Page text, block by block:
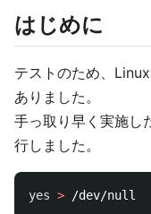
はじめに
テストのため、
ありました。
手っ取り早く実施し
行しました。
yes >